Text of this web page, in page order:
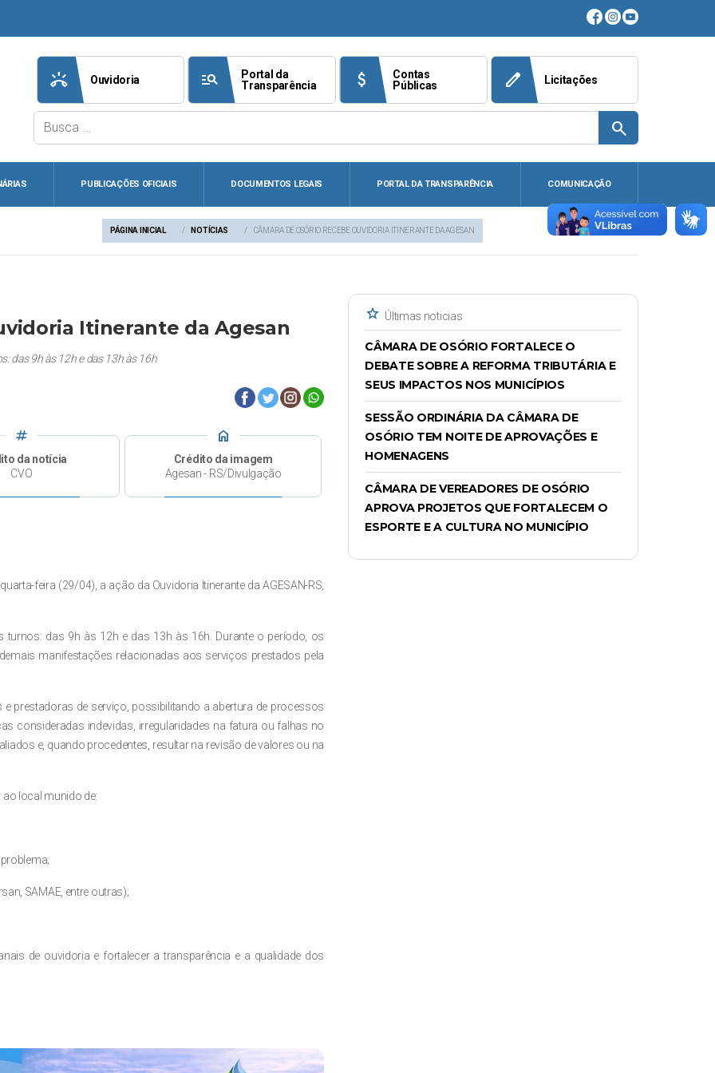
ring_volume Ouvidoria manage_search
Portal da
Transparência
attach_money
Contas
Públicas
edit Licitações
search
PUBLICAÇÕES OFICIAIS DOCUMENTOS LEGAIS PORTAL DA TRANSPARÊNCIA COMUNICAÇÃO
PÁGINA INICIAL NOTÍCIAS CÂMARA DE OSÓRIO RECEBE OUVIDORIA ITINERANTE DA AGESAN
Itinerante da Agesan
das 9h às 12h e das 13h às 16h
tag
da notícia
CVO
home
Crédito da imagem
Agesan - RS/Divulgação
feira (29/04), a ação da Ouvidoria Itinerante da AGESAN-RS,
das 9h às 12h e das 13h às 16h. Durante o período, os
manifestações relacionadas aos serviços prestados pela
prestadoras de serviço, possibilitando a abertura de processos
consideradas indevidas, irregularidades na fatura ou falhas no
e, quando procedentes, resultar na revisão de valores ou na
local munido de:
SAMAE, entre outras);
de ouvidoria e fortalecer a transparência e a qualidade dos
star Últimas noticias
CÂMARA DE OSÓRIO FORTALECE O
DEBATE SOBRE A REFORMA TRIBUTÁRIA E
SEUS IMPACTOS NOS MUNICÍPIOS
SESSÃO ORDINÁRIA DA CÂMARA DE
OSÓRIO TEM NOITE DE APROVAÇÕES E
HOMENAGENS
CÂMARA DE VEREADORES DE OSÓRIO
APROVA PROJETOS QUE FORTALECEM O
ESPORTE E A CULTURA NO MUNICÍPIO